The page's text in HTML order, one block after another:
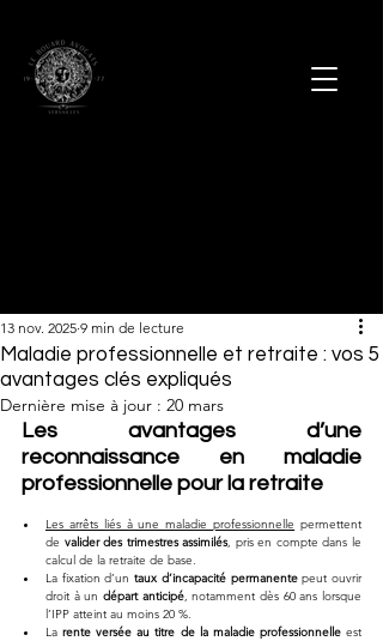
Maladie professionnelle et retraite : vos 5
avantages clés expliqués
13 nov. 2025 9 min de lecture
Dernière mise à jour : 20 mars
Les avantages d’une
reconnaissance en maladie
professionnelle pour la retraite
Les arrêts liés à une maladie professionnelle permettent
de valider des trimestres assimilés, pris en compte dans le
calcul de la retraite de base.
La fixation d’un taux d’incapacité permanente peut ouvrir
droit à un départ anticipé, notamment dès 60 ans lorsque
l’IPP atteint au moins 20 %.
La rente versée au titre de la maladie professionnelle